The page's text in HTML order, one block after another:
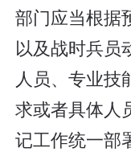
部门应当根据
以及战时兵员
人员、专业技
求或者具体人
记工作统一部